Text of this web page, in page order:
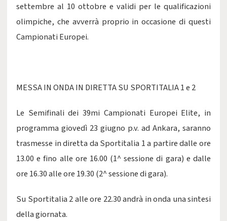
settembre al 10 ottobre e validi per le qualificazioni
olimpiche, che avverrà proprio in occasione di questi
Campionati Europei.
MESSA IN ONDA IN DIRETTA SU SPORTITALIA 1 e 2
Le Semifinali dei 39mi Campionati Europei Elite, in
programma giovedì 23 giugno p.v. ad Ankara, saranno
trasmesse in diretta da Sportitalia 1 a partire dalle ore
13.00 e fino alle ore 16.00 (1^ sessione di gara) e dalle
ore 16.30 alle ore 19.30 (2^ sessione di gara).
Su Sportitalia 2 alle ore 22.30 andrà in onda una sintesi
della giornata.